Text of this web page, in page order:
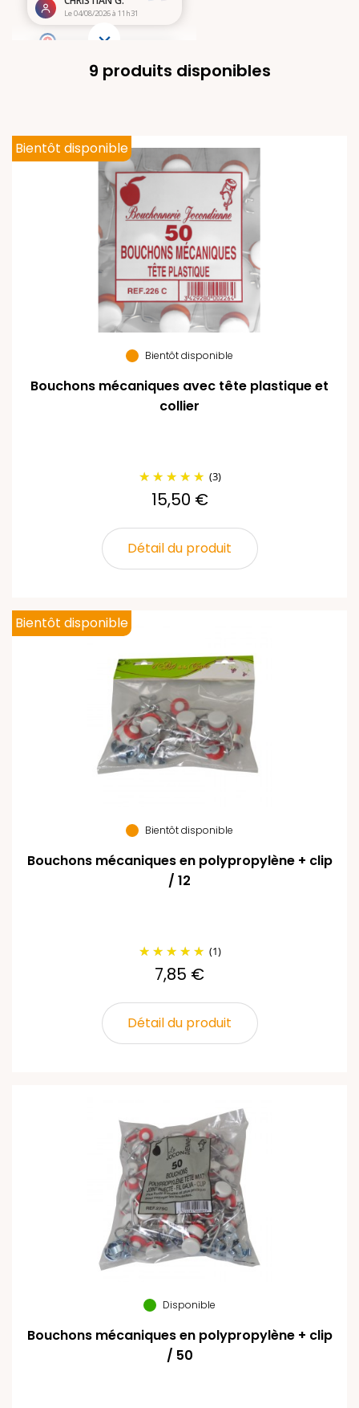
9 produits disponibles
Bientôt disponible
Bouchons mécaniques avec tête plastique et
collier
(3)
15,50 €
Détail du produit
Bientôt disponible
Bientôt disponible
Bouchons mécaniques en polypropylène + clip
/ 12
(1)
7,85 €
Détail du produit
Bientôt disponible
Disponible
Bouchons mécaniques en polypropylène + clip
/ 50